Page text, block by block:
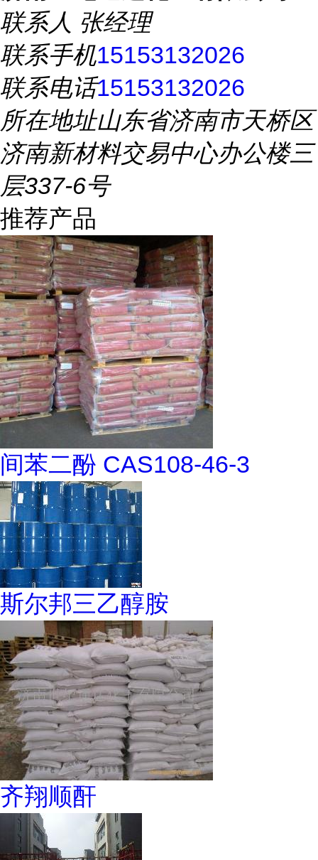
联系人 张经理
联系手机15153132026
联系电话15153132026
所在地址山东省济南市天桥区
济南新材料交易中心办公楼三
层337-6号
推荐产品
间苯二酚 CAS108-46-3
斯尔邦三乙醇胺
齐翔顺酐